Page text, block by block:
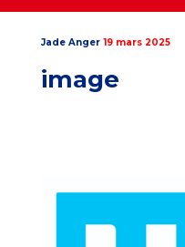
Jade Anger 19 mars 2025
image